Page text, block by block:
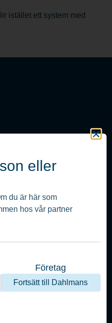
istället ett system med
eller
du är här som
hos vår partner
Företag
Fortsätt till Dahlmans